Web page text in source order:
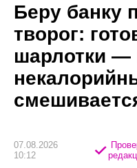
Беру банку
творог:
шарлотки
07.08.2026
10:12